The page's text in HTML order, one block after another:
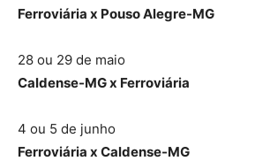
Ferroviária x Pouso Alegre-MG
28 ou 29 de maio
Caldense-MG x Ferroviária
4 ou 5 de junho
Ferroviária x Caldense-MG